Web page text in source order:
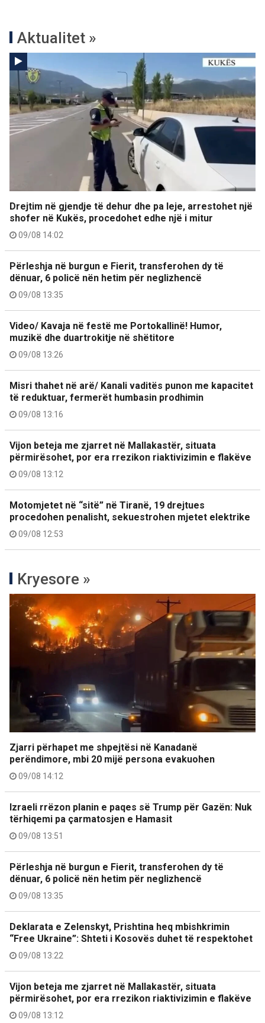
Aktualitet »
Drejtim në gjendje të dehur dhe pa leje, arrestohet një
shofer në Kukës, procedohet edhe një i mitur
09/08 14:02
Përleshja në burgun e Fierit, transferohen dy të
dënuar, 6 policë nën hetim për neglizhencë
09/08 13:35
Video/ Kavaja në festë me Portokallinë! Humor,
muzikë dhe duartrokitje në shëtitore
09/08 13:26
Misri thahet në arë/ Kanali vaditës punon me kapacitet
të reduktuar, fermerët humbasin prodhimin
09/08 13:16
Vijon beteja me zjarret në Mallakastër, situata
përmirësohet, por era rrezikon riaktivizimin e flakëve
09/08 13:12
Motomjetet në “sitë” në Tiranë, 19 drejtues
procedohen penalisht, sekuestrohen mjetet elektrike
09/08 12:53
Kryesore »
Zjarri përhapet me shpejtësi në Kanadanë
perëndimore, mbi 20 mijë persona evakuohen
09/08 14:12
Izraeli rrëzon planin e paqes së Trump për Gazën: Nuk
tërhiqemi pa çarmatosjen e Hamasit
09/08 13:51
Përleshja në burgun e Fierit, transferohen dy të
dënuar, 6 policë nën hetim për neglizhencë
09/08 13:35
Deklarata e Zelenskyt, Prishtina heq mbishkrimin
“Free Ukraine”: Shteti i Kosovës duhet të respektohet
09/08 13:22
Vijon beteja me zjarret në Mallakastër, situata
përmirësohet, por era rrezikon riaktivizimin e flakëve
09/08 13:12